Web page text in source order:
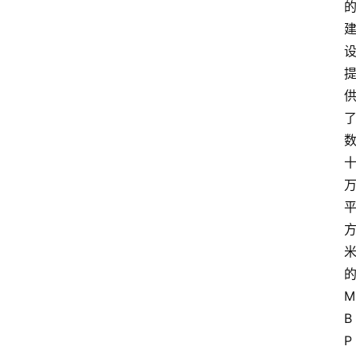
的
建
设
提
供
了
数
十
万
平
方
米
的
M
B
P